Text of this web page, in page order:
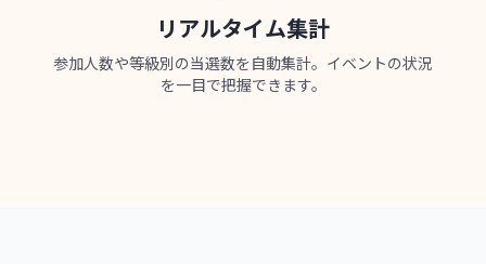
リアルタイム集計
参加人数や等級別の当選数を自動集計。イベントの状況
を一目で把握できます。